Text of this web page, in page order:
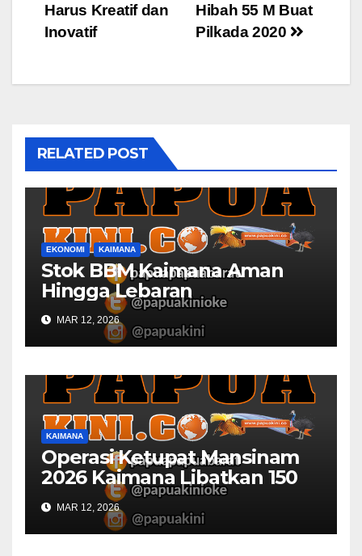
Hibah 55 M Buat
Pilkada 2020
Harus Kreatif dan
Inovatif
RELATED POST
EKONOMI KAIMANA
Stok BBM Kaimana Aman
Hingga Lebaran
MAR 12, 2026
KAIMANA
Operasi Ketupat Mansinam
2026 Kaimana Libatkan 150
Personil Gabungan
MAR 12, 2026